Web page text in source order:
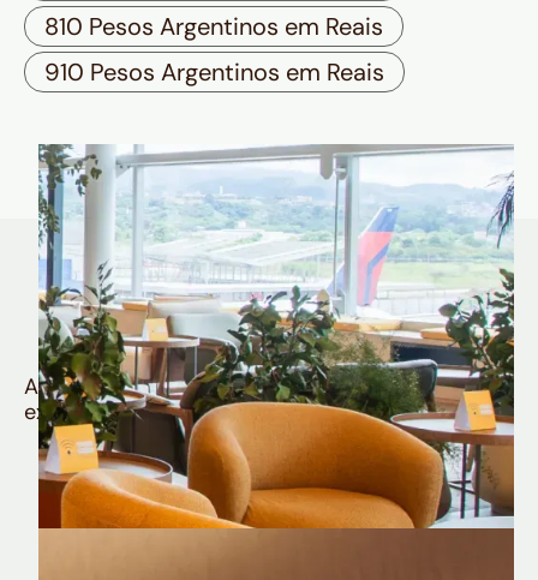
810 Pesos Argentinos em Reais
910 Pesos Argentinos em Reais
Quem é Nomad tem
muito mais
Aproveite todos os benefícios e vantagens
exclusivas da sua Conta Internacional